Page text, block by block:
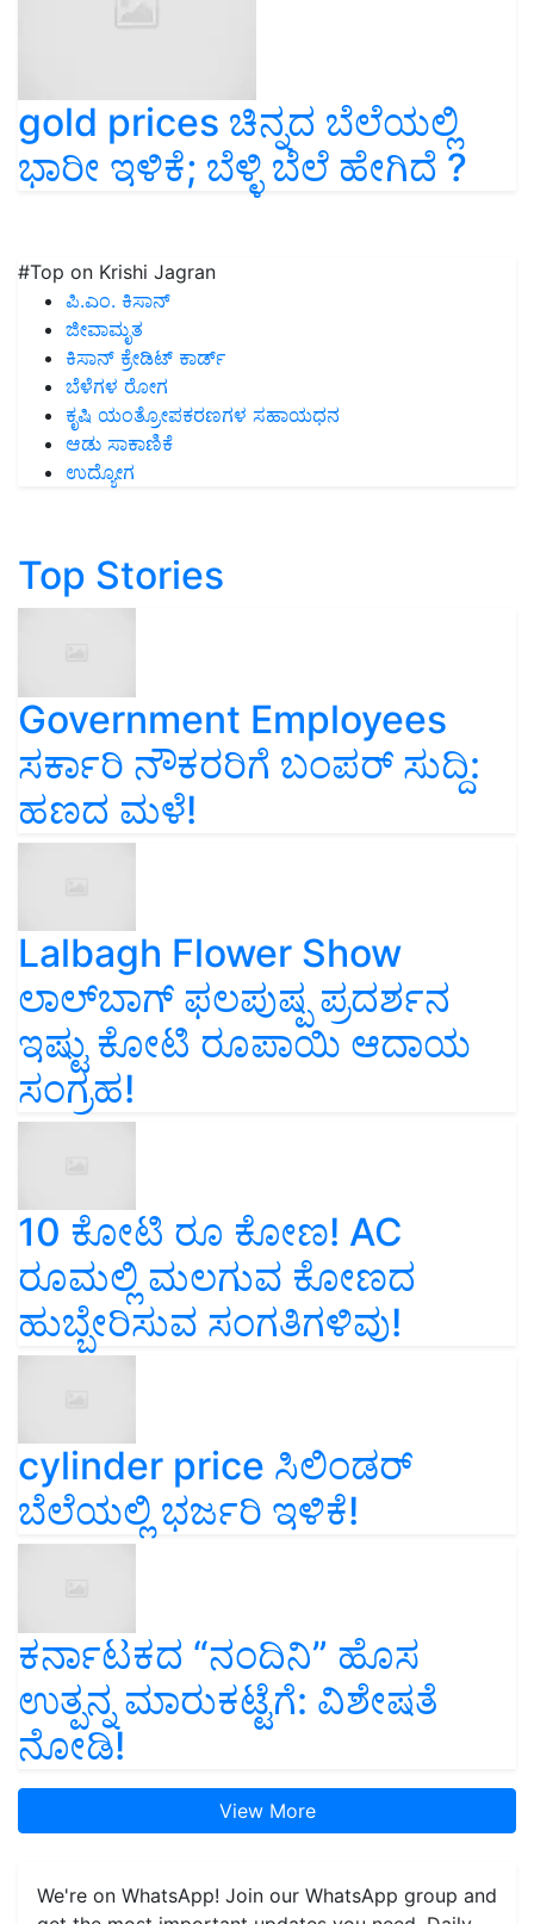
gold prices ಚಿನ್ನದ ಬೆಲೆಯಲ್ಲಿ
ಭಾರೀ ಇಳಿಕೆ; ಬೆಳ್ಳಿ ಬೆಲೆ ಹೇಗಿದೆ ?
#Top on Krishi Jagran
ಪಿ.ಎಂ. ಕಿಸಾನ್
ಜೀವಾಮೃತ
ಕಿಸಾನ್ ಕ್ರೇಡಿಟ್ ಕಾರ್ಡ್
ಬೆಳೆಗಳ ರೋಗ
ಕೃಷಿ ಯಂತ್ರೋಪಕರಣಗಳ ಸಹಾಯಧನ
ಆಡು ಸಾಕಾಣಿಕೆ
ಉದ್ಯೋಗ
Top Stories
Government Employees
ಸರ್ಕಾರಿ ನೌಕರರಿಗೆ ಬಂಪರ್‌ ಸುದ್ದಿ:
ಹಣದ ಮಳೆ!
Lalbagh Flower Show
ಲಾಲ್‌ಬಾಗ್ ಫಲಪುಷ್ಪ ಪ್ರದರ್ಶನ
ಇಷ್ಟು ಕೋಟಿ ರೂಪಾಯಿ ಆದಾಯ
ಸಂಗ್ರಹ!
10 ಕೋಟಿ ರೂ ಕೋಣ! AC
ರೂಮಲ್ಲಿ ಮಲಗುವ ಕೋಣದ
ಹುಬ್ಬೇರಿಸುವ ಸಂಗತಿಗಳಿವು!
cylinder price ಸಿಲಿಂಡರ್‌
ಬೆಲೆಯಲ್ಲಿ ಭರ್ಜರಿ ಇಳಿಕೆ!
ಕರ್ನಾಟಕದ “ನಂದಿನಿ” ಹೊಸ
ಉತ್ಪನ್ನ ಮಾರುಕಟ್ಟೆಗೆ: ವಿಶೇಷತೆ
ನೋಡಿ!
View More
We're on WhatsApp! Join our WhatsApp group and